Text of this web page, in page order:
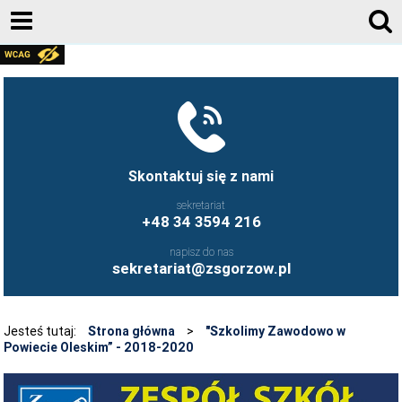
Skontaktuj się z nami
sekretariat
+48 34 3594 216
napisz do nas
sekretariat@zsgorzow.pl
AKTUALNOŚCI
UCZNIOWIE ZS GORZÓW ŚLĄSKI - FB
FRYZJERSTWO NASZEJ SZKOŁY - FB
O SZKOLE
GALERIA ZDJĘĆ 2020-2026
Jesteś tutaj: Strona główna >
"Szkolimy Zawodowo w
Powiecie Oleskim” - 2018-2020